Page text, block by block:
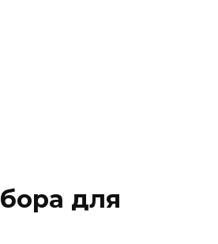
для